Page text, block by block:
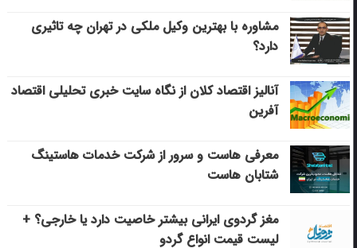
مشاوره با بهترین وکیل ملکی در تهران چه تاثیری
دارد؟
آنالیز اقتصاد کلان از نگاه سایت خبری تحلیلی اقتصاد
آفرین
معرفی هاست و سرور از شرکت خدمات هاستینگ
شتابان هاست
مغز گردوی ایرانی بیشتر خاصیت دارد یا خارجی؟ +
لیست قیمت انواع گردو